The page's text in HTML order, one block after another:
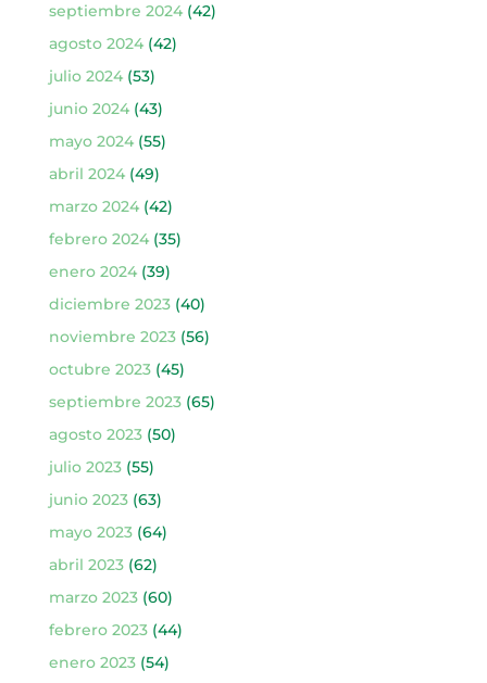
septiembre 2024(42)
agosto 2024(42)
julio 2024(53)
junio 2024(43)
mayo 2024(55)
abril 2024(49)
marzo 2024(42)
febrero 2024(35)
enero 2024(39)
diciembre 2023(40)
noviembre 2023(56)
octubre 2023(45)
septiembre 2023(65)
agosto 2023(50)
julio 2023(55)
junio 2023(63)
mayo 2023(64)
abril 2023(62)
marzo 2023(60)
febrero 2023(44)
enero 2023(54)